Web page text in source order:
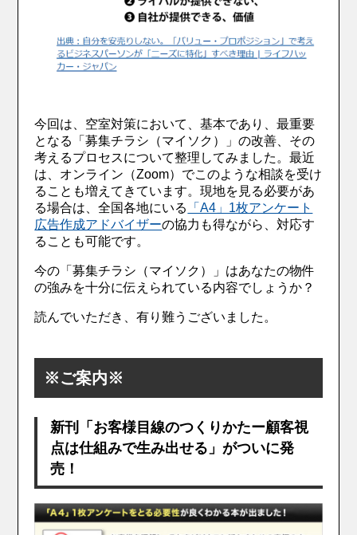
今回は、空室対策において、基本であり、最重要
となる「募集チラシ（マイソク）」の改善、その
考えるプロセスについて整理してみました。最近
は、オンライン（Zoom）でこのような相談を受け
ることも増えてきています。現地を見る必要があ
る場合は、全国各地にいる
「A4」1枚アンケート
広告作成アドバイザーの協力も得ながら、対応す
ることも可能です。
今の「募集チラシ（マイソク）」はあなたの物件
の強みを十分に伝えられている内容でしょうか？
読んでいただき、有り難うございました。
※ご案内※
新刊「お客様目線のつくりかたー顧客視
点は仕組みで生み出せる」がついに発
売！